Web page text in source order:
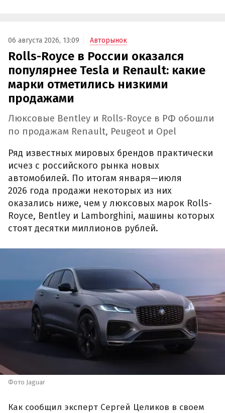
06 августа 2026, 13:09 Авторынок
Rolls-Royce в России оказался
популярнее Tesla и Renault: какие
марки отметились низкими
продажами
Люксовые Bentley и Rolls-Royce в РФ обошли
по продажам Renault, Peugeot и Opel
Ряд известных мировых брендов практически
исчез с российского рынка новых
автомобилей. По итогам января—июля
2026 года продажи некоторых из них
оказались ниже, чем у люксовых марок Rolls-
Royce, Bentley и Lamborghini, машины которых
стоят десятки миллионов рублей.
Фото Jaguar
Как сообщил эксперт Сергей Целиков в своем